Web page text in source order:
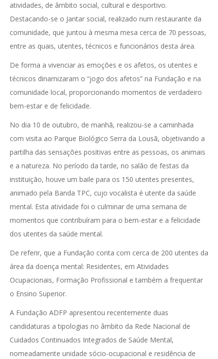
atividades, de âmbito social, cultural e desportivo.
Destacando-se o Jantar social, realizado num restaurante da
comunidade, que juntou à mesma mesa cerca de 70 pessoas,
entre as quais, utentes, técnicos e funcionários desta área.
De forma a vivenciar as emoções e os afetos, os utentes e
técnicos dinamizaram o “jogo dos afetos” na Fundação e na
comunidade local, proporcionando momentos de verdadeiro
bem-estar e de felicidade.
No dia 10 de outubro, de manhã, realizou-se a caminhada
com visita ao Parque Biológico Serra da Lousã, objetivando a
partilha das sensações positivas entre as pessoas, os animais
e a natureza. No período da tarde, no salão de festas da
instituição, houve um baile para os 150 utentes presentes,
animado pela Banda TPC, cujo vocalista é utente da saúde
mental. Esta atividade foi o culminar de uma semana de
momentos que contribuíram para o bem-estar e a felicidade
dos utentes da saúde mental.
De referir, que a Fundação conta com cerca de 200 utentes da
área da doença mental: Residentes, em Atividades
Ocupacionais, Formação Profissional e também a frequentar
o Ensino Superior.
A Fundação ADFP apresentou recentemente duas
candidaturas a tipologias no âmbito da Rede Nacional de
Cuidados Continuados Integrados de Saúde Mental,
nomeadamente unidade sócio-ocupacional e residência de